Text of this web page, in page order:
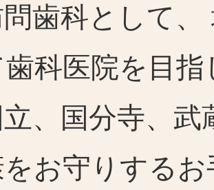
歯科として
科医院を目
立、国分寺、
お守りする